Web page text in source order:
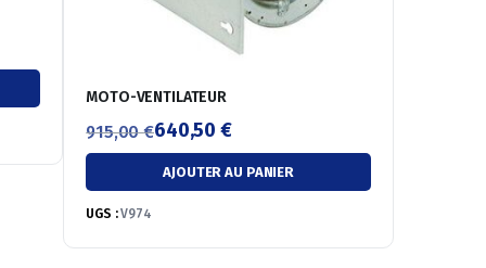
MOTO-VENTILATEUR
915,00€
Le
prix
initial
était :
640,50 €
Le
prix
actuel
est :
AJOUTER AU PANIER
UGS : V974